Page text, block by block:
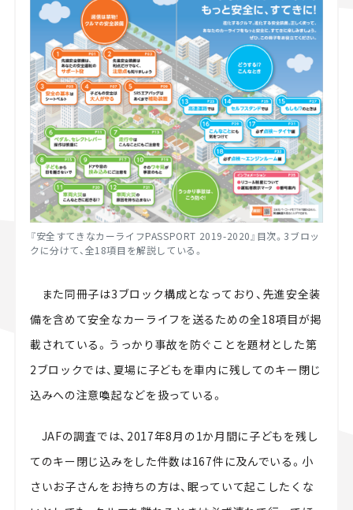
『安全すてきなカーライフPASSPORT 2019-2020』目次。3ブロッ
クに分けて、全18項目を解説している。
また同冊子は3ブロック構成となっており、先進安全装
備を含めて安全なカーライフを送るための全18項目が掲
載されている。うっかり事故を防ぐことを題材とした第
2ブロックでは、夏場に子どもを車内に残してのキー閉じ
込みへの注意喚起などを扱っている。
JAFの調査では、2017年8月の1か月間に子どもを残し
てのキー閉じ込みをした件数は167件に及んでいる。小
さいお子さんをお持ちの方は、眠っていて起こしたくな